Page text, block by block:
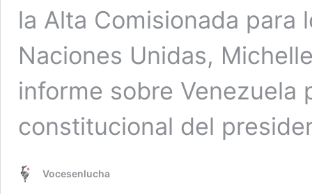
la Alta Comisionada para
Naciones Unidas,
informe sobre Venezuela
constitucional del
Vocesenlucha